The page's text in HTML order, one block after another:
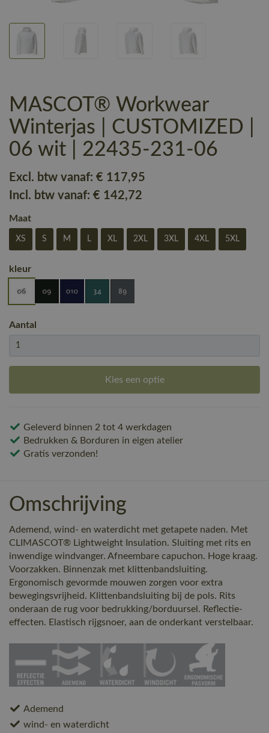
MASCOT® Workwear
Winterjas | CUSTOMIZED |
06 wit | 22435-231-06
Excl. btw vanaf: € 117,95
Incl. btw vanaf: € 142,72
Maat
XS S M L XL 2XL 3XL 4XL 5XL
kleur
Aantal
Kies een optie
Geleverd binnen 2 tot 4 werkdagen
Bedrukken & Borduren in eigen atelier
Gratis verzonden!
Omschrijving
Ademend, wind- en waterdicht met getapete naden. Met
CLIMASCOT® Lightweight Insulation. Sluiting met rits en
inwendige windvanger. Afneembare capuchon. Hoge kraag.
Voorzakken. Binnenzak met klittenbandsluiting.
Ergonomisch gevormde mouwen zorgen voor extra
bewegingsvrijheid. Klittenbandsluiting bij de pols. Rits
onderaan de rug voor bedrukking/borduursel. Reflectie-
effecten. Elastisch rijgsnoer, aan de onderkant verstelbaar.
Ademend
wind- en waterdicht